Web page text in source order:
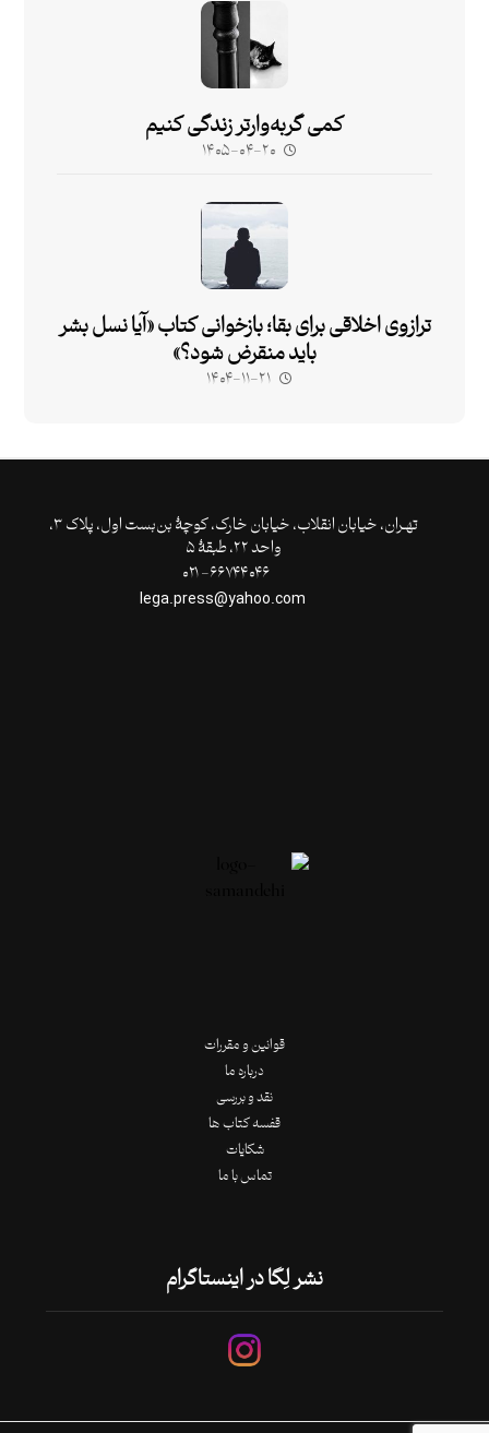
کمی گربه‌وارتر زندگی کنیم
۱۴۰۵-۰۴-۲۰
ترازوی اخلاقی برای بقا؛ بازخوانی کتاب «آیا نسل بشر
باید منقرض شود؟»
۱۴۰۴-۱۱-۲۱
تهـران،‌ خیابان انقلاب، خیابان خارک، کوچۀ بن‌بست اول، پلاک ۳،
واحد ۲۲، طبقۀ ۵
قوانین و مقررات
درباره ما
نقد و بررسی
قفسه کتاب ها
شکایات
تماس با ما
نشر لِگا در اینستاگرام